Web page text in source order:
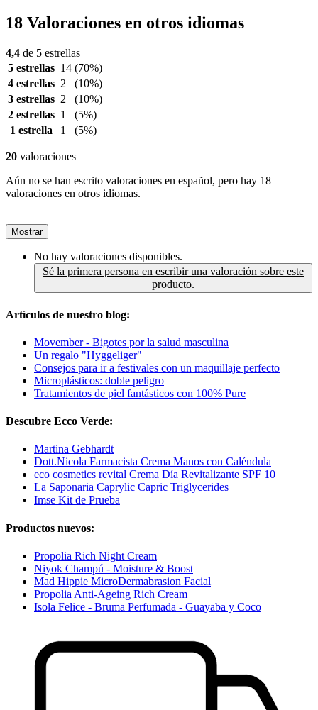
18 Valoraciones en otros idiomas
4,4 de 5 estrellas
5 estrellas 14 (70%)
4 estrellas 2
(10%)
3 estrellas 2
(10%)
2 estrellas 1
(5%)
1 estrella
1 (5%)
20 valoraciones
Aún no se han escrito valoraciones en español, pero hay 18
valoraciones en otros idiomas.
Mostrar
No hay valoraciones disponibles.
Sé la primera persona en escribir una valoración sobre este
producto.
Artículos de nuestro blog:
Movember - Bigotes por la salud masculina
Un regalo "Hyggeliger"
Consejos para ir a festivales con un maquillaje perfecto
Microplásticos: doble peligro
Tratamientos de piel fantásticos con 100% Pure
Descubre Ecco Verde:
Martina Gebhardt
Dott.Nicola Farmacista Crema Manos con Caléndula
eco cosmetics revital Crema Día Revitalizante SPF 10
La Saponaria Caprylic Capric Triglycerides
Imse Kit de Prueba
Productos nuevos:
Propolia Rich Night Cream
Niyok Champú - Moisture & Boost
Mad Hippie MicroDermabrasion Facial
Propolia Anti-Ageing Rich Cream
Isola Felice - Bruma Perfumada - Guayaba y Coco